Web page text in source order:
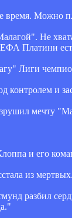
время. Можно
Не
Платини
Лиги
контролем и
мечту
и его
из
разбил